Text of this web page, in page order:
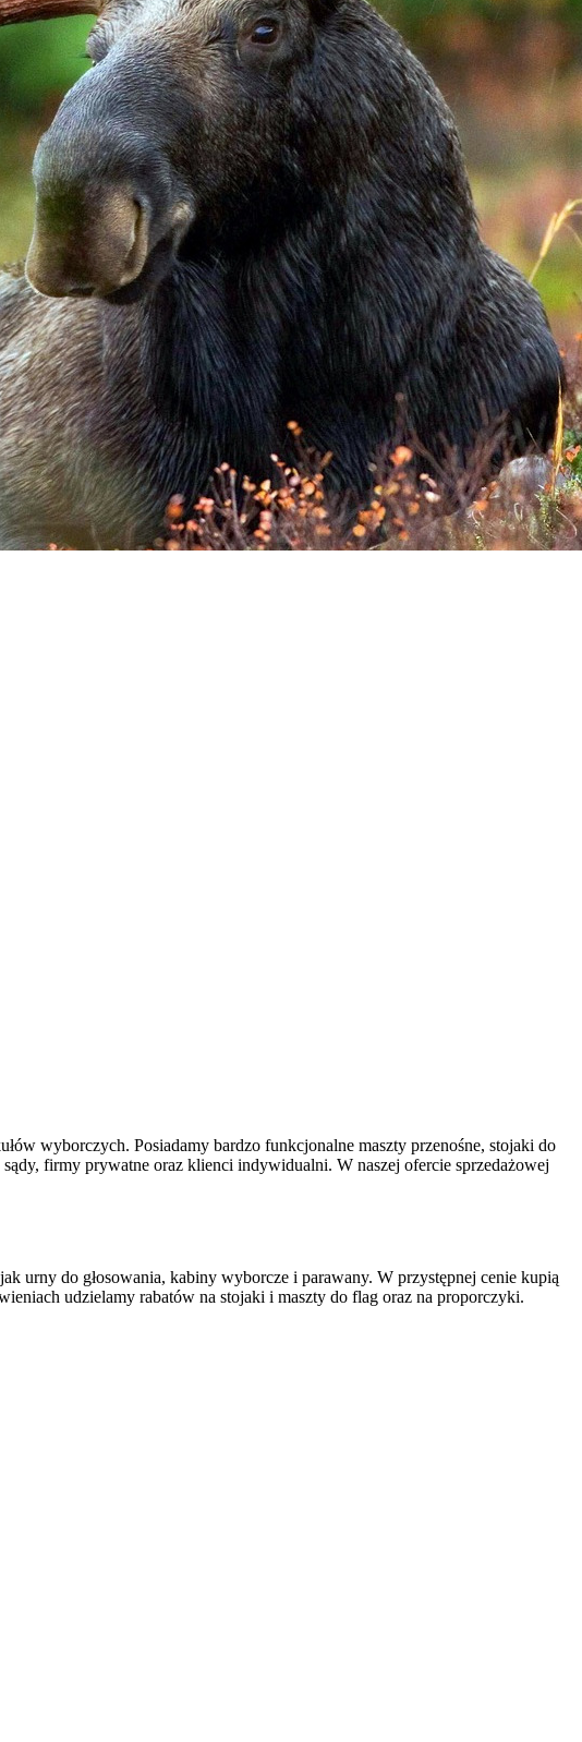
wyborczych. Posiadamy bardzo funkcjonalne maszty przenośne, stojaki do
firmy prywatne oraz klienci indywidualni. W naszej ofercie sprzedażowej
urny do głosowania, kabiny wyborcze i parawany. W przystępnej cenie kupią
udzielamy rabatów na stojaki i maszty do flag oraz na proporczyki.